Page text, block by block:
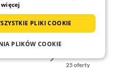
i miejscowości
Tyrolu
Urlop na
25 oferty
PLIKI COOKIE
PLIKÓW COOKIE